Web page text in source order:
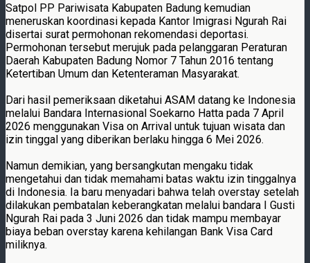
Satpol PP Pariwisata Kabupaten Badung kemudian
meneruskan koordinasi kepada Kantor Imigrasi Ngurah Rai
disertai surat permohonan rekomendasi deportasi.
Permohonan tersebut merujuk pada pelanggaran Peraturan
Daerah Kabupaten Badung Nomor 7 Tahun 2016 tentang
Ketertiban Umum dan Ketenteraman Masyarakat.
Dari hasil pemeriksaan diketahui ASAM datang ke Indonesia
melalui Bandara Internasional Soekarno Hatta pada 7 April
2026 menggunakan Visa on Arrival untuk tujuan wisata dan
izin tinggal yang diberikan berlaku hingga 6 Mei 2026.
Namun demikian, yang bersangkutan mengaku tidak
mengetahui dan tidak memahami batas waktu izin tinggalnya
di Indonesia. Ia baru menyadari bahwa telah overstay setelah
dilakukan pembatalan keberangkatan melalui bandara I Gusti
Ngurah Rai pada 3 Juni 2026 dan tidak mampu membayar
biaya beban overstay karena kehilangan Bank Visa Card
miliknya.